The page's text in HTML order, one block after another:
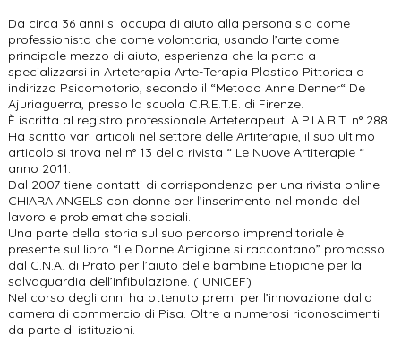
Da circa 36 anni si occupa di aiuto alla persona sia come
professionista che come volontaria, usando l’arte come
principale mezzo di aiuto, esperienza che la porta a
specializzarsi in Arteterapia Arte-Terapia Plastico Pittorica a
indirizzo Psicomotorio, secondo il “Metodo Anne Denner“ De
Ajuriaguerra, presso la scuola C.R.E.T.E. di Firenze.
È iscritta al registro professionale Arteterapeuti A.P.I.A.R.T. n° 288
Ha scritto vari articoli nel settore delle Artiterapie, il suo ultimo
articolo si trova nel n° 13 della rivista “ Le Nuove Artiterapie “
anno 2011.
Dal 2007 tiene contatti di corrispondenza per una rivista online
CHIARA ANGELS con donne per l’inserimento nel mondo del
lavoro e problematiche sociali.
Una parte della storia sul suo percorso imprenditoriale è
presente sul libro “Le Donne Artigiane si raccontano” promosso
dal C.N.A. di Prato per l’aiuto delle bambine Etiopiche per la
salvaguardia dell’infibulazione. ( UNICEF)
Nel corso degli anni ha ottenuto premi per l’innovazione dalla
camera di commercio di Pisa. Oltre a numerosi riconoscimenti
da parte di istituzioni.